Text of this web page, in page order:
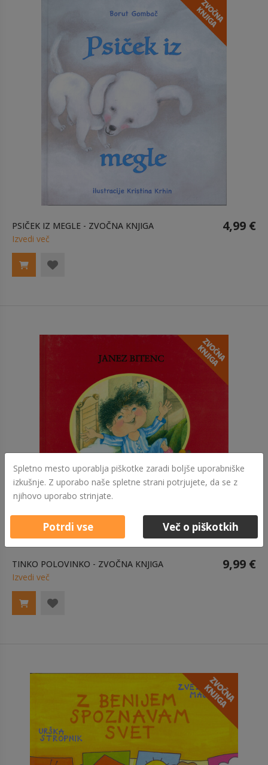
PSIČEK IZ MEGLE - ZVOČNA KNJIGA 4,99 €
Izvedi več
TINKO POLOVINKO - ZVOČNA KNJIGA 9,99 €
Izvedi več
Spletno mesto uporablja piškotke zaradi boljše uporabniške
izkušnje. Z uporabo naše spletne strani potrjujete, da se z
njihovo uporabo strinjate.
Potrdi vse Več o piškotkih